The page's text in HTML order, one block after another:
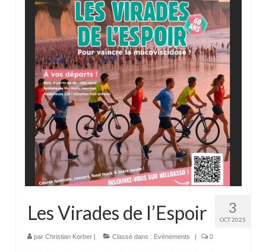
Festivités du club
Liens sympas
section marche nordique
Tarif des tenues Club SMA
Différentes Foulées Bleues
3
OCT 2025
Les Virades de l’Espoir
par Christian Korber | Classé dans : Evènements | 0